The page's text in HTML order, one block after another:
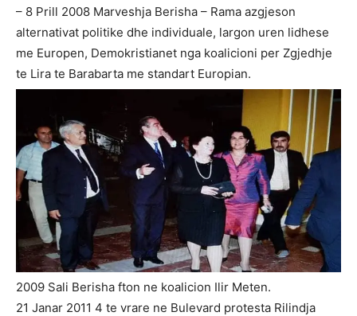
– 8 Prill 2008 Marveshja Berisha – Rama azgjeson
alternativat politike dhe individuale, largon uren lidhese
me Europen, Demokristianet nga koalicioni per Zgjedhje
te Lira te Barabarta me standart Europian.
2009 Sali Berisha fton ne koalicion Ilir Meten.
21 Janar 2011 4 te vrare ne Bulevard protesta Rilindja